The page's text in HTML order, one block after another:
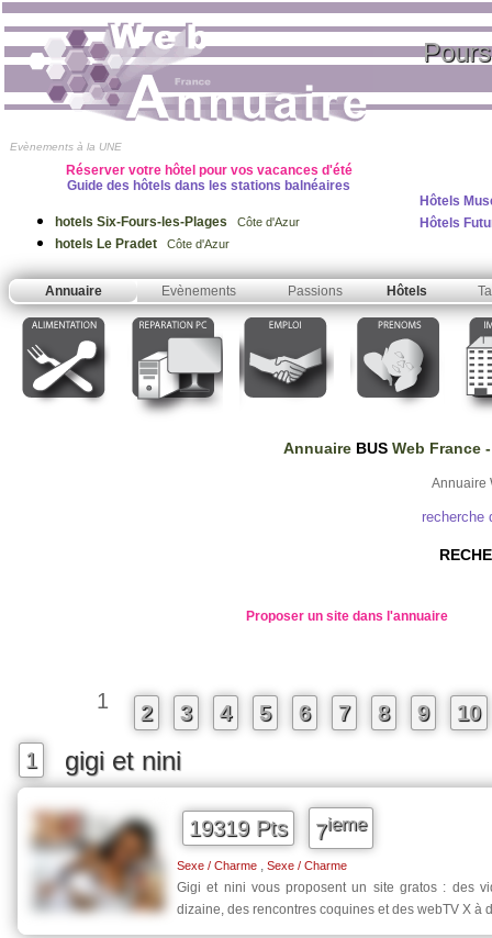
Evènements à la UNE
Réserver votre hôtel pour vos vacances d'été
Guide des hôtels dans les stations balnéaires
hotels Six-Fours-les-Plages Côte d'Azur
hotels Le Pradet Côte d'Azur
Hôtels
Hôtels
Annuaire Evènements Passions Hôtels
Annuaire BUSWeb France-
Annuaire
recherche
Proposer un site dans l'annuaire
1 2 3 4 5 6 7 8 9
10
1
gigi et nini
19319 Pts 7ieme
Sexe / Charme Sexe / Charme
Gigi et nini vous proposent un site gratos : des
dizaine, des rencontres coquines et des webTV X à